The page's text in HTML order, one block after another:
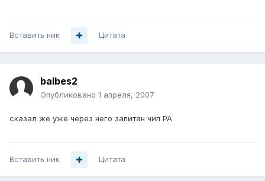
Вставить ник Цитата
balbes2
Опубликовано 1 апреля, 2007
сказал же уже через него запитан чип PA
Вставить ник Цитата